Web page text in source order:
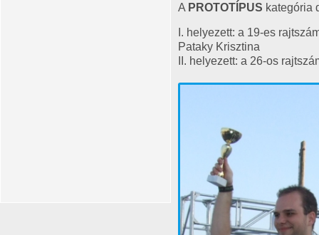
A PROTOTÍPUS kategória
I. helyezett: a 19-es
Pataky Krisztina
II. helyezett: a 26-os